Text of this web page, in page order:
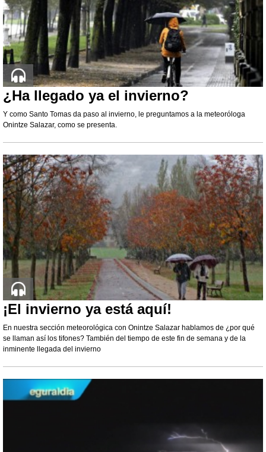
¿Ha llegado ya el invierno?
Y como Santo Tomas da paso al invierno, le preguntamos a la meteoróloga
Onintze Salazar, como se presenta.
¡El invierno ya está aquí!
En nuestra sección meteorológica con Onintze Salazar hablamos de ¿por qué
se llaman así los tifones? También del tiempo de este fin de semana y de la
inminente llegada del invierno